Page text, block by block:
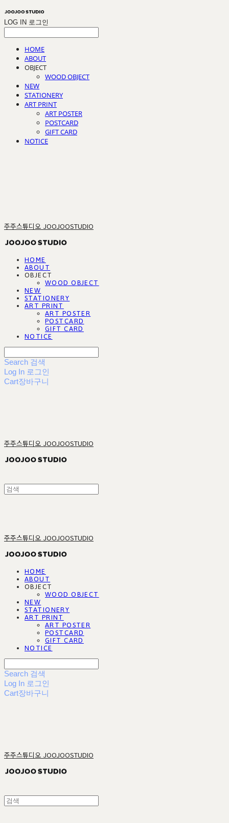
LOG IN 로그인
HOME
ABOUT
OBJECT
WOOD OBJECT
NEW
STATIONERY
ART PRINT
ART POSTER
POSTCARD
GIFT CARD
NOTICE
주주스튜디오 JOOJOOSTUDIO
HOME
ABOUT
OBJECT
WOOD OBJECT
NEW
STATIONERY
ART PRINT
ART POSTER
POSTCARD
GIFT CARD
NOTICE
Search 검색
Log In 로그인
Cart장바구니
주주스튜디오 JOOJOOSTUDIO
주주스튜디오 JOOJOOSTUDIO
HOME
ABOUT
OBJECT
WOOD OBJECT
NEW
STATIONERY
ART PRINT
ART POSTER
POSTCARD
GIFT CARD
NOTICE
Search 검색
Log In 로그인
Cart장바구니
주주스튜디오 JOOJOOSTUDIO